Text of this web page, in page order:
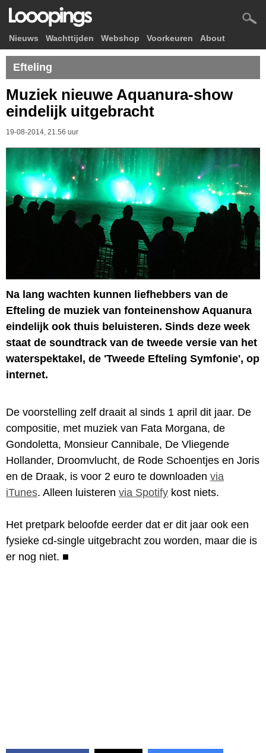
Nieuws Wachttijden Webshop Voorkeuren About
Efteling
Muziek nieuwe Aquanura-show
eindelijk uitgebracht
19-08-2014, 21.56 uur
Na lang wachten kunnen liefhebbers van de
Efteling de muziek van fonteinenshow Aquanura
eindelijk ook thuis beluisteren. Sinds deze week
staat de soundtrack van de tweede versie van het
waterspektakel, de 'Tweede Efteling Symfonie', op
internet.
De voorstelling zelf draait al sinds 1 april dit jaar. De
compositie, met muziek van Fata Morgana, de
Gondoletta, Monsieur Cannibale, De Vliegende
Hollander, Droomvlucht, de Rode Schoentjes en Joris
en de Draak, is voor 2 euro te downloaden via
iTunes. Alleen luisteren via Spotify kost niets.
Het pretpark beloofde eerder dat er dit jaar ook een
fysieke cd-single uitgebracht zou worden, maar die is
er nog niet. ■